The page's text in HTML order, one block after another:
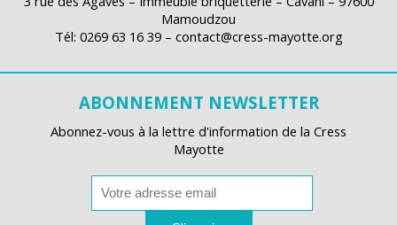
Mamoudzou
Tél: 0269 63 16 39 – contact@cress-mayotte.org
ABONNEMENT NEWSLETTER
Abonnez-vous à la lettre d'information de la Cress
Mayotte